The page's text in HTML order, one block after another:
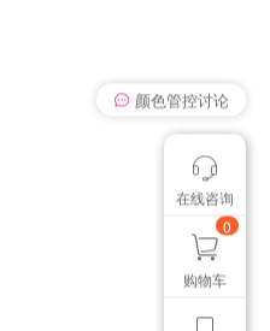
我有个想法
想找个色卡
颜色管控讨论
在线咨询
0
购物车